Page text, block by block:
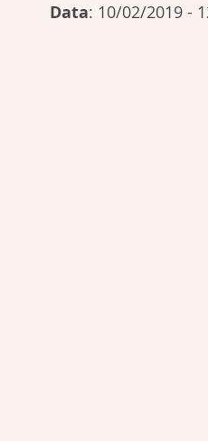
Data: 10/02/2019 -